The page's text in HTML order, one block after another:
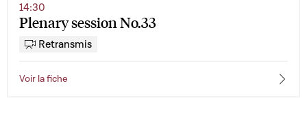
Plenary session No.33
14:30
Retransmis
Voir la fiche